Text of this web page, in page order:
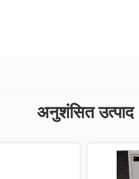
अनुशंसित उत्पाद